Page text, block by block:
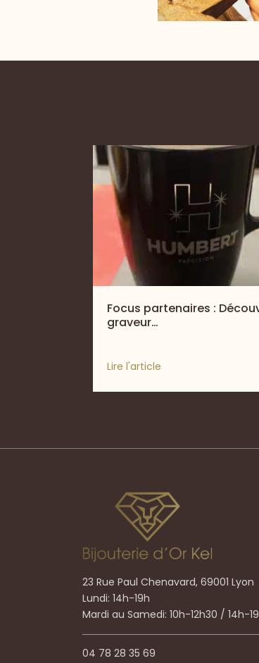
Focus partenaires :
graveur…
Lire l'article
23 Rue Paul Chenavard, 69001 Lyon
Lundi: 14h-19h
Mardi au Samedi: 10h-12h30 / 14h-
04 78 28 35 69